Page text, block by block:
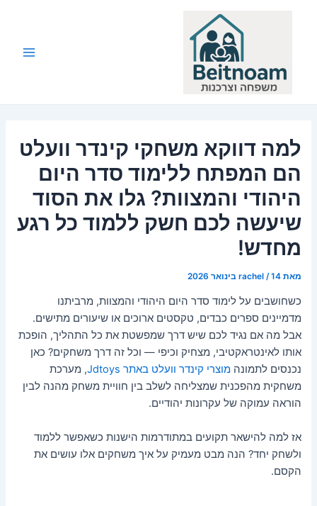
למה דווקא משחקי קינדר וועלט
הם המפתח ללימוד סדר היום
היהודי והמצוות? גלו את הסוד
שיעשה לכם חשק ללמוד כל רגע
מחדש!
מאת rachel /14 בינואר 2026
כשחושבים על לימוד סדר היום היהודי והמצוות, מרביתנו
מדמיינים ספרים כבדים, טקסטים ארוכים או שיעורים מתישים.
אבל מה אם נגיד לכם שיש דרך שמפשטת את כל התהליך, הופכת
אותו לאינטראקטיבי, מצחיק וכיפי — וכל זה דרך משחקים? כאן
נכנסים לתמונהמוצרי קינדר וועלט באתר Jdtoys
, מערכת
משחקית מהפכנית שמצליחה לשלב בין חוויית משחק מהנה לבין
הוראה עמוקה של עקרונות יהודיים.
אז למה להישאר תקועים במתודרמות הישנות כשאפשר ללמוד
ולשחק יחד? הנה מבט מעמיק על איך משחקים אלו עושים את
הקסם.